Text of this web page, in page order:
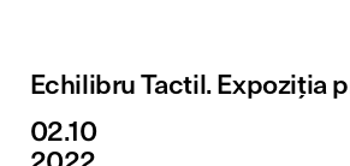
Echilibru Tactil. Expoziția
02.10